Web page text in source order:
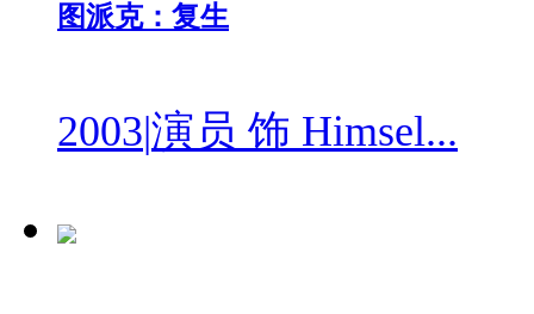
图派克：复生
2003|演员 饰 Himsel...